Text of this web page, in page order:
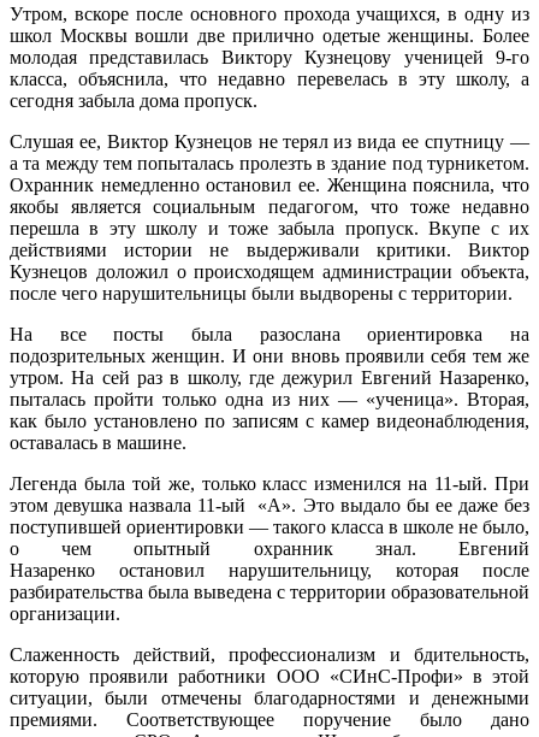
Утром, вскоре после основного прохода учащихся, в одну из
школ Москвы вошли две прилично одетые женщины. Более
молодая представилась Виктору Кузнецову ученицей 9-го
класса, объяснила, что недавно перевелась в эту школу, а
сегодня забыла дома пропуск.
Слушая ее, Виктор Кузнецов не терял из вида ее спутницу —
а та между тем попыталась пролезть в здание под турникетом.
Охранник немедленно остановил ее. Женщина пояснила, что
якобы является социальным педагогом, что тоже недавно
перешла в эту школу и тоже забыла пропуск. Вкупе с их
действиями истории не выдерживали критики. Виктор
Кузнецов доложил о происходящем администрации объекта,
после чего нарушительницы были выдворены с территории.
На все посты была разослана ориентировка на
подозрительных женщин. И они вновь проявили себя тем же
утром. На сей раз в школу, где дежурил Евгений Назаренко,
пыталась пройти только одна из них — «ученица». Вторая,
как было установлено по записям с камер видеонаблюдения,
оставалась в машине.
Легенда была той же, только класс изменился на 11-ый. При
этом девушка назвала 11-ый «А». Это выдало бы ее даже без
поступившей ориентировки — такого класса в школе не было,
о чем опытный охранник знал. Евгений
Назаренко остановил нарушительницу, которая после
разбирательства была выведена с территории образовательной
организации.
Слаженность действий, профессионализм и бдительность,
которую проявили работники ООО «СИнС-Профи» в этой
ситуации, были отмечены благодарностями и денежными
премиями. Соответствующее поручение было дано